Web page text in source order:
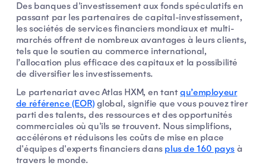
Des banques d'investissement aux fonds spéculatifs en
passant par les partenaires de capital-investissement,
les sociétés de services financiers mondiaux et multi-
marchés offrent de nombreux avantages à leurs clients,
tels que le soutien au commerce international,
l’allocation plus efficace des capitaux et la possibilité
de diversifier les investissements.
Le partenariat avec Atlas HXM, en tantqu’employeur
de référence (EOR)global, signifie que vous pouvez tirer
parti des talents, des ressources et des opportunités
commerciales où qu'ils se trouvent. Nous simplifions,
accélérons et réduisons les coûts de mise en place
d'équipes d'experts financiers dans plus de 160 pays à
travers le monde.